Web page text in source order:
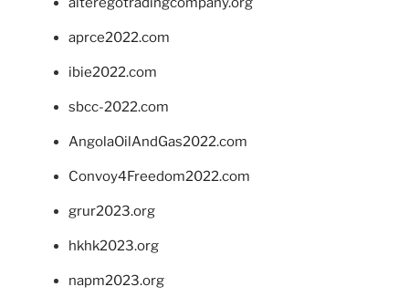
aprce2022.com
ibie2022.com
sbcc-2022.com
AngolaOilAndGas2022.com
Convoy4Freedom2022.com
grur2023.org
hkhk2023.org
napm2023.org